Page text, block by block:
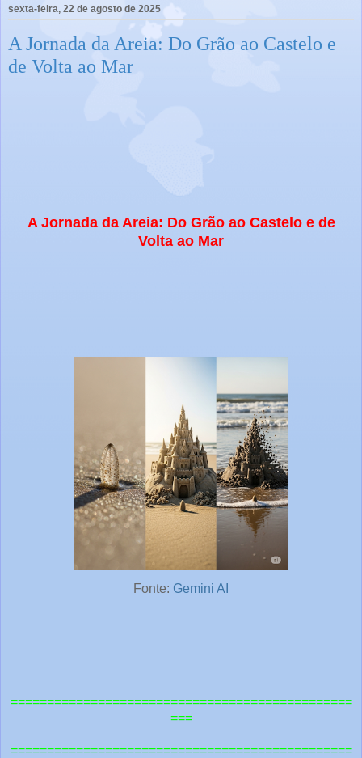
sexta-feira, 22 de agosto de 2025
A Jornada da Areia: Do Grão ao Castelo e
de Volta ao Mar
A Jornada da Areia: Do Grão ao Castelo e de
Volta ao Mar
Fonte: Gemini AI
===============================================
===
===============================================